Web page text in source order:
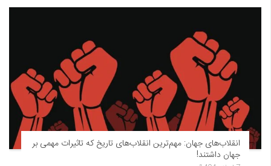
انقلاب‌های جهان: مهم‌ترین انقلاب‌های تاریخ که تاثیرات مهمی بر
جهان داشتند!